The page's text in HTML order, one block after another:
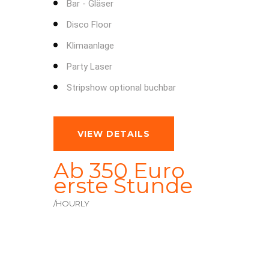
Bar - Gläser
Disco Floor
Klimaanlage
Party Laser
Stripshow optional buchbar
VIEW DETAILS
Ab 350 Euro
erste Stunde
/HOURLY